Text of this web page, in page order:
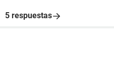
5 respuestas